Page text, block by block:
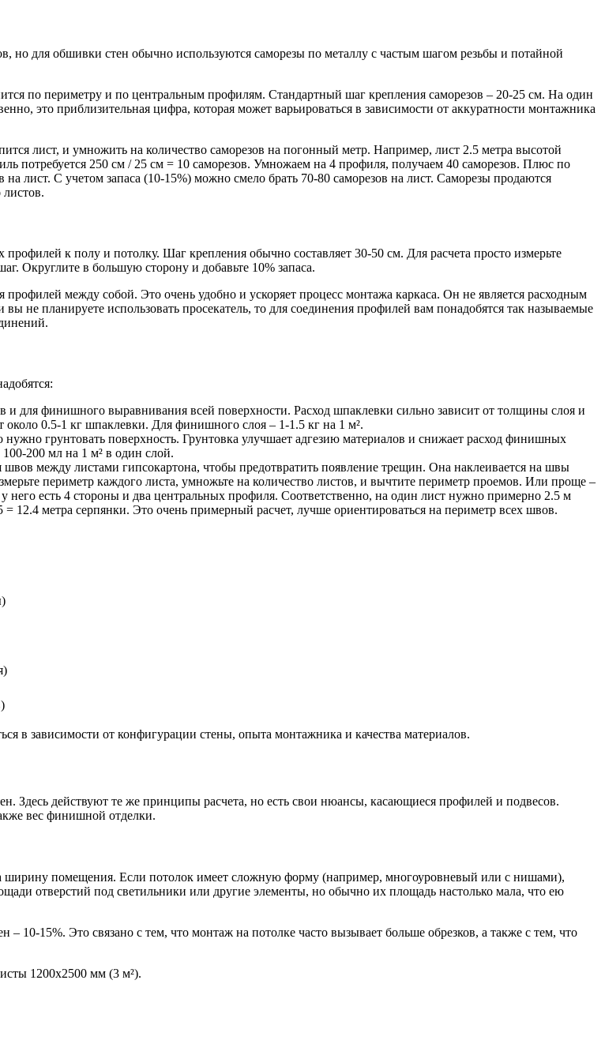
но для обшивки стен обычно используются саморезы по металлу с частым шагом резьбы и потайной
по периметру и по центральным профилям. Стандартный шаг крепления саморезов – 20-25 см. На один
это приблизительная цифра, которая может варьироваться в зависимости от аккуратности монтажника
лист, и умножить на количество саморезов на погонный метр. Например, лист 2.5 метра высотой
потребуется 250 см / 25 см = 10 саморезов. Умножаем на 4 профиля, получаем 40 саморезов. Плюс по
лист. С учетом запаса (10-15%) можно смело брать 70-80 саморезов на лист. Саморезы продаются
к полу и потолку. Шаг крепления обычно составляет 30-50 см. Для расчета просто измерьте
Округлите в большую сторону и добавьте 10% запаса.
профилей между собой. Это очень удобно и ускоряет процесс монтажа каркаса. Он не является расходным
не планируете использовать просекатель, то для соединения профилей вам понадобятся так называемые
для финишного выравнивания всей поверхности. Расход шпаклевки сильно зависит от толщины слоя и
около 0.5-1 кг шпаклевки. Для финишного слоя – 1-1.5 кг на 1 м².
грунтовать поверхность. Грунтовка улучшает адгезию материалов и снижает расход финишных
200 мл на 1 м² в один слой.
между листами гипсокартона, чтобы предотвратить появление трещин. Она наклеивается на швы
периметр каждого листа, умножьте на количество листов, и вычтите периметр проемов. Или проще –
есть 4 стороны и два центральных профиля. Соответственно, на один лист нужно примерно 2.5 м
метра серпянки. Это очень примерный расчет, лучше ориентироваться на периметр всех швов.
в зависимости от конфигурации стены, опыта монтажника и качества материалов.
Здесь действуют те же принципы расчета, но есть свои нюансы, касающиеся профилей и подвесов.
вес финишной отделки.
ширину помещения. Если потолок имеет сложную форму (например, многоуровневый или с нишами),
отверстий под светильники или другие элементы, но обычно их площадь настолько мала, что ею
10-15%. Это связано с тем, что монтаж на потолке часто вызывает больше обрезков, а также с тем, что
1200х2500 мм (3 м²).